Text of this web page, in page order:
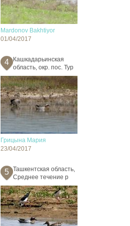
Mardonov Bakhtiyor
01/04/2017
4
Кашкадарьинская
область, окр. пос. Тур
Грицына Мария
23/04/2017
5
Ташкентская область,
Среднее течение р